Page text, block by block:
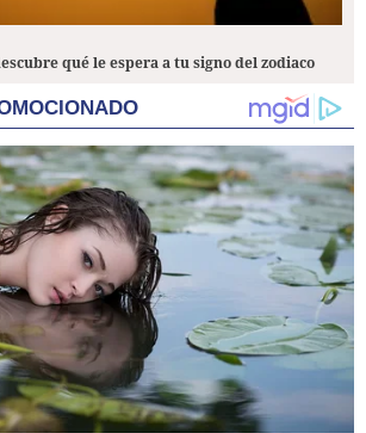
qué le espera a tu signo del zodiaco